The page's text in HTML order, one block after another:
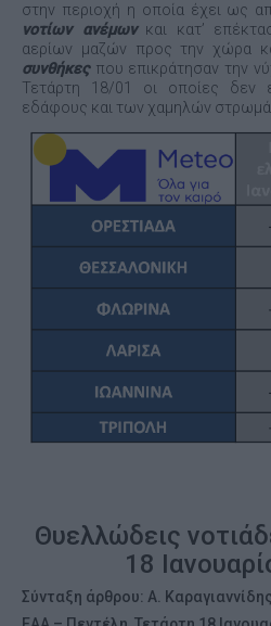
στην περιοχή η οποία έχει ως
νοτίων ανέμωνκαι κατ’
αερίων μαζών προς την χώρα
συνθήκεςπου επικράτησαν την
Τετάρτη 18/01 οι οποίες δεν
εδάφους και των χαμηλών
Θυελλώδεις
18
Σύνταξη άρθρου: Α.